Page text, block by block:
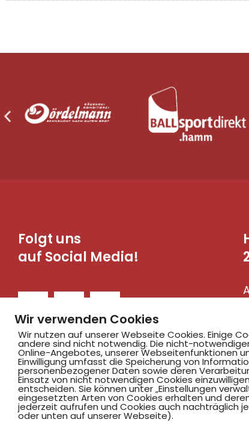
Folgt uns
auf Social Media!
©2025 Hammer SportClub 2008 e.V.
Wir verwenden Cookies
Wir nutzen auf unserer Webseite Cookies. Einige
andere sind nicht notwendig. Die nicht-
Online-Angebotes, unserer Webseitenfunktionen
Einwilligung umfasst die Speicherung von
personenbezogener Daten sowie deren
Einsatz von nicht notwendigen Cookies
entscheiden. Sie können unter „Einstellungen
eingesetzten Arten von Cookies erhalten und
jederzeit aufrufen und Cookies auch nachträglich
oder unten auf unserer Webseite).